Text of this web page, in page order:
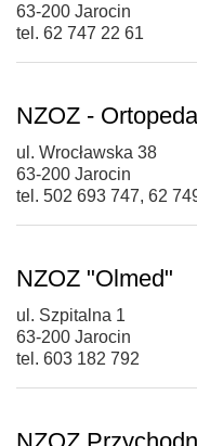
63-200 Jarocin
tel. 62 747 22 61
NZOZ - Ortopeda
ul. Wrocławska 38
63-200 Jarocin
tel. 502 693 747, 62
NZOZ "Olmed"
ul. Szpitalna 1
63-200 Jarocin
tel. 603 182 792